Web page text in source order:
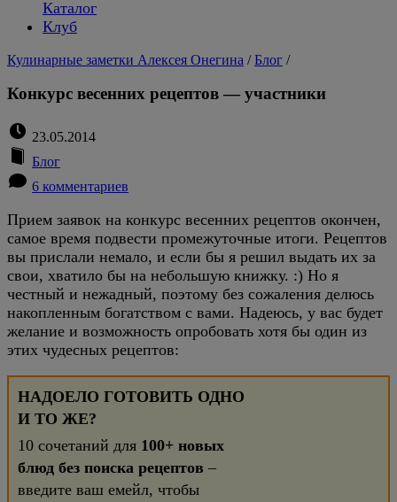
Каталог
Клуб
Кулинарные заметки Алексея Онегина /Блог /
Конкурс весенних рецептов — участники
23.05.2014
Блог
6 комментариев
Прием заявок на конкурс весенних рецептов окончен,
самое время подвести промежуточные итоги. Рецептов
вы прислали немало, и если бы я решил выдать их за
свои, хватило бы на небольшую книжку. :) Но я
честный и нежадный, поэтому без сожаления делюсь
накопленным богатством с вами. Надеюсь, у вас будет
желание и возможность опробовать хотя бы один из
этих чудесных рецептов:
НАДОЕЛО ГОТОВИТЬ ОДНО
И ТО ЖЕ?
10 сочетаний для 100+ новых
блюд без поиска рецептов –
введите ваш емейл, чтобы